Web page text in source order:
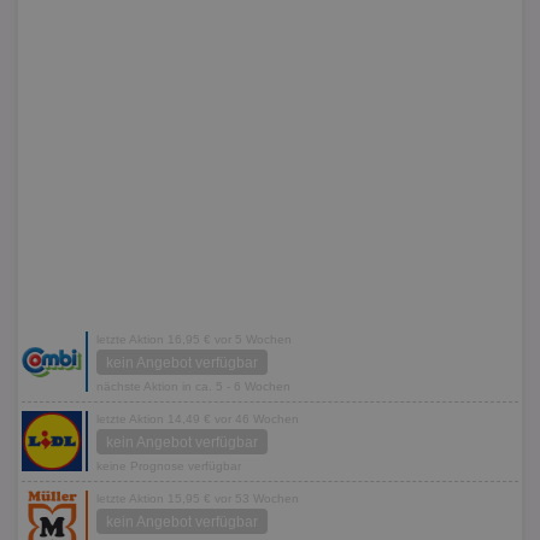
letzte Aktion 16,95 € vor 5 Wochen
kein Angebot verfügbar
nächste Aktion in ca. 5 - 6 Wochen
letzte Aktion 14,49 € vor 46 Wochen
kein Angebot verfügbar
keine Prognose verfügbar
letzte Aktion 15,95 € vor 53 Wochen
kein Angebot verfügbar